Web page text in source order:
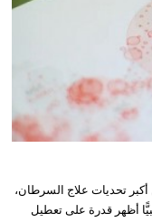
تحديات علاج السرطان،
أظهر قدرة على تعطيل